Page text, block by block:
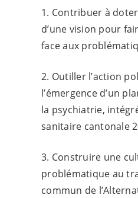
1. Contribuer à
d’une vision pour
face aux
2. Outiller l’action
l’émergence d’un
la psychiatrie,
sanitaire cantonale
3. Construire une
problématique au
commun de